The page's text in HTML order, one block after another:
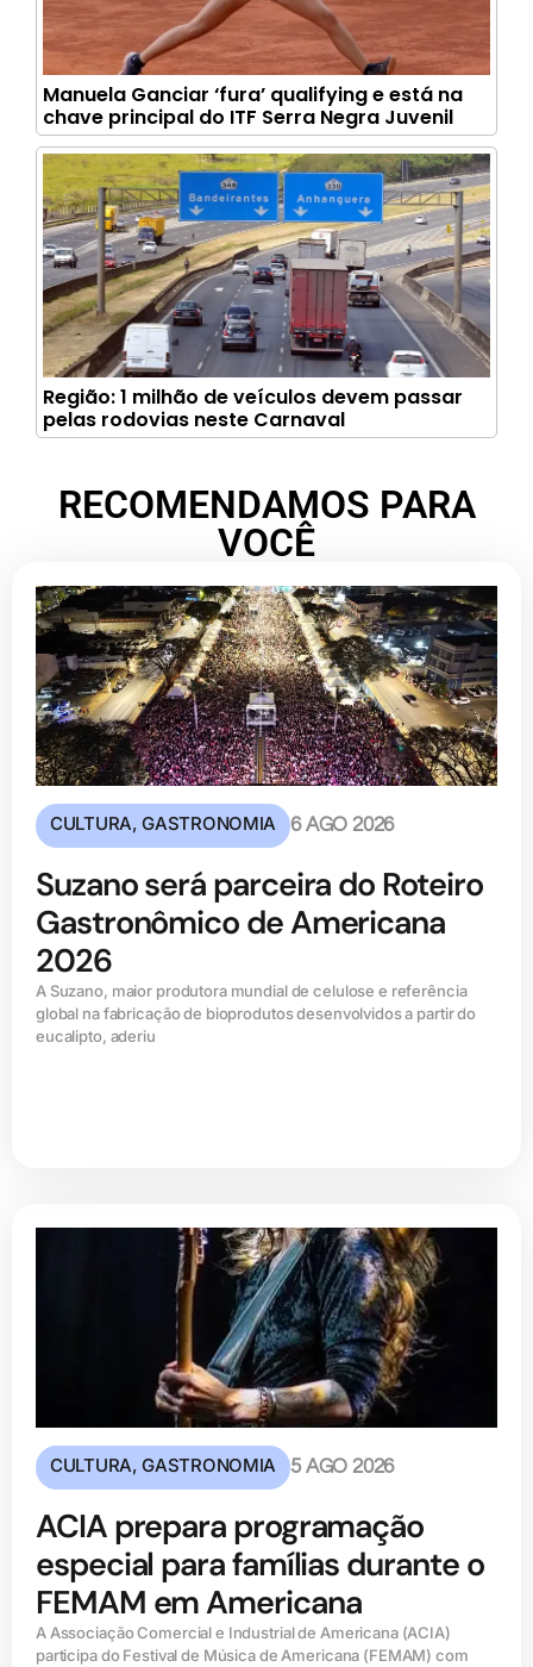
Manuela Ganciar ‘fura’ qualifying e está na
chave principal do ITF Serra Negra Juvenil
Região: 1 milhão de veículos devem passar
pelas rodovias neste Carnaval
RECOMENDAMOS PARA
VOCÊ
CULTURA,GASTRONOMIA 6 AGO 2026
Suzano será parceira do Roteiro
Gastronômico de Americana
2026
A Suzano, maior produtora mundial de celulose e referência
global na fabricação de bioprodutos desenvolvidos a partir do
eucalipto, aderiu
CULTURA,GASTRONOMIA 5 AGO 2026
ACIA prepara programação
especial para famílias durante o
FEMAM em Americana
A Associação Comercial e Industrial de Americana (ACIA)
participa do Festival de Música de Americana (FEMAM) com